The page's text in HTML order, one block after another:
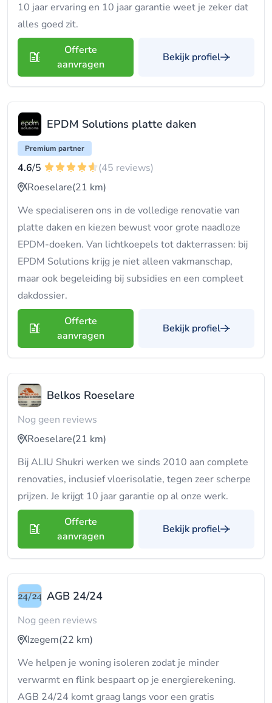
10 jaar ervaring en 10 jaar garantie weet je zeker dat
alles goed zit.
Offerte
aanvragen
Bekijk profiel
EPDM Solutions platte daken
Premium partner
4.6/5
(45 reviews)
Roeselare(21 km)
We specialiseren ons in de volledige renovatie van
platte daken en kiezen bewust voor grote naadloze
EPDM-doeken. Van lichtkoepels tot dakterrassen: bij
EPDM Solutions krijg je niet alleen vakmanschap,
maar ook begeleiding bij subsidies en een compleet
dakdossier.
Offerte
aanvragen
Bekijk profiel
Belkos Roeselare
Nog geen reviews
Roeselare(21 km)
Bij ALIU Shukri werken we sinds 2010 aan complete
renovaties, inclusief vloerisolatie, tegen zeer scherpe
prijzen. Je krijgt 10 jaar garantie op al onze werk.
Offerte
aanvragen
Bekijk profiel
AGB 24/24
Nog geen reviews
Izegem(22 km)
We helpen je woning isoleren zodat je minder
verwarmt en flink bespaart op je energierekening.
AGB 24/24 komt graag langs voor een gratis